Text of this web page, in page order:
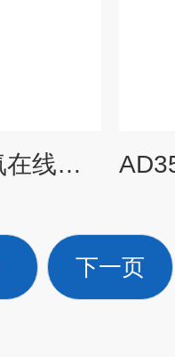
AD35电极式溶解氧在线测定仪
下一页